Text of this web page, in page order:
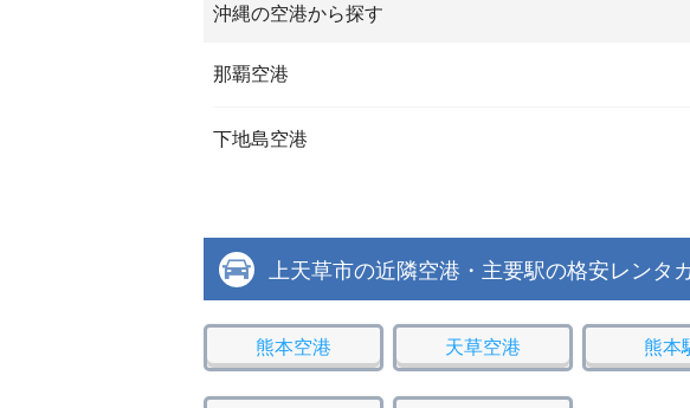
沖縄の空港から探す
那覇空港
下地島空港
上天草市の近隣空港・主要駅の格安レンタ
熊本空港 天草空港 熊本